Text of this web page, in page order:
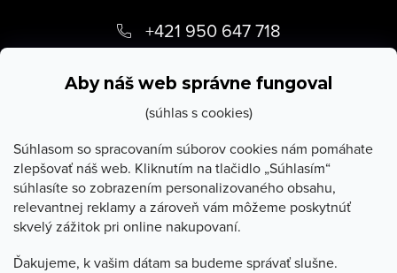
Aby náš web správne fungoval
(súhlas s cookies)
Súhlasom so spracovaním súborov cookies nám pomáhate
zlepšovať náš web. Kliknutím na tlačidlo „Súhlasím“
súhlasíte so zobrazením personalizovaného obsahu,
relevantnej reklamy a zároveň vám môžeme poskytnúť
skvelý zážitok pri online nakupovaní.
Ďakujeme, k vašim dátam sa budeme správať slušne.
p
+421 950 647 718
O Stevula